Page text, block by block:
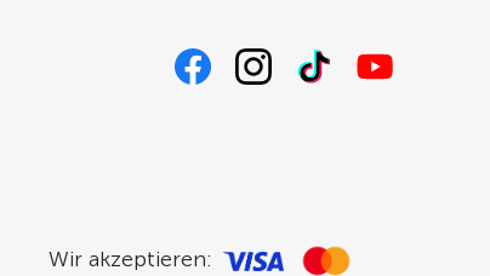
Wir akzeptieren: